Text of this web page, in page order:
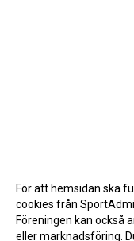
För att hemsidan ska
cookies från
Föreningen kan också
eller marknadsföring.